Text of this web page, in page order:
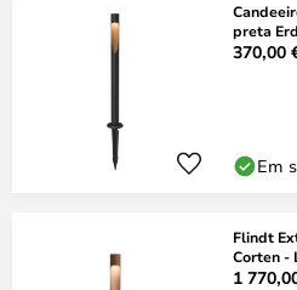
preta
370,00
Em
Flindt
Corten -
1